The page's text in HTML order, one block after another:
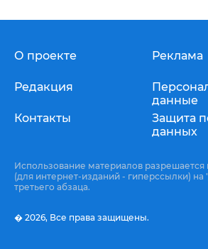
О проекте
Редакция
Контакты
Реклама
данные
Защита
данных
Использование материалов разрешается
(для интернет-изданий - гиперссылки) на "
третьего абзаца.
� 2026, Все права защищены.